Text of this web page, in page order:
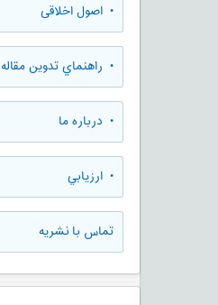
• اصول اخلاقی
• راهنماي تدوين مقاله
• درباره ما
• ارزيابي
تماس با نشریه